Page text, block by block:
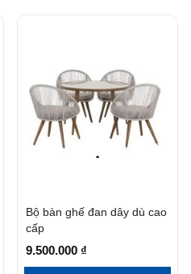
Bộ bàn ghế đan dây dù cao
cấp
9.500.000 ₫